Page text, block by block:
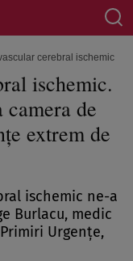
cerebral ischemic.
ischemic.
de
extrem de
ischemic ne-a
Burlacu, medic
Urgențe,